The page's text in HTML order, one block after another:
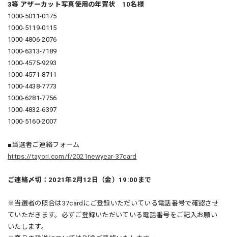
3等 アザーカット写真使用の年賀状 10名様
1000-5011-0175
1000-5119-0115
1000-4806-2076
1000-6313-7189
1000-4575-9293
1000-4571-8711
1000-4438-7773
1000-6281-7756
1000-4832-6397
1000-5160-2007
■当選者ご連絡フォーム
https://tayori.com/f/2021newyear-37card
ご連絡〆切：2021年2月12日（金）19:00まで
※当選者の照合は37cardにご登録いただいている電話番号で確認させ
ていただきます。必ずご登録いただいている電話番号をご記入お願い
いたします。